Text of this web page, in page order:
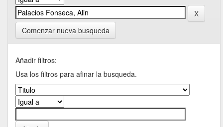
Comenzar nueva busqueda
Añadir filtros:
Usa los filtros para afinar la busqueda.